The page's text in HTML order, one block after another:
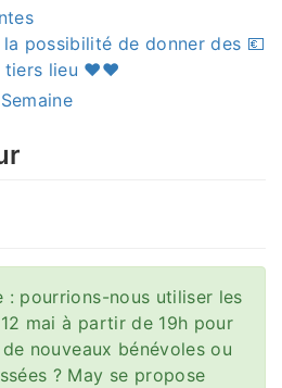
possibilité de donner des 💶
tiers lieu ♥️♥️
: pourrions-nous utiliser les
mai à partir de 19h pour
nouveaux bénévoles ou
? May se propose